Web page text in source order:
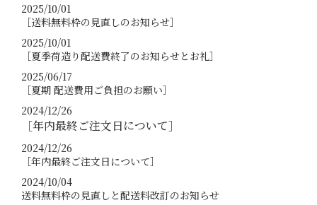
2025/10/01
［送料無料枠の見直しのお知らせ］
2025/10/01
［夏季荷造り配送費終了のお知らせとお礼］
2025/06/17
［夏期 配送費用ご負担のお願い］
2024/12/26
［年内最終ご注文日について］
2024/12/26
［年内最終ご注文日について］
2024/10/04
送料無料枠の見直しと配送料改訂のお知らせ